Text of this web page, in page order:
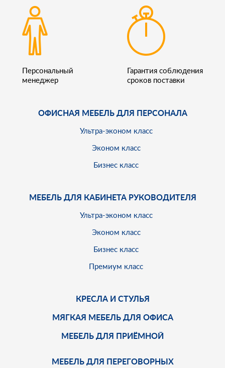
Персональный
менеджер
Гарантия соблюдения
сроков поставки
ОФИСНАЯ МЕБЕЛЬ ДЛЯ ПЕРСОНАЛА
Ультра-эконом класс
Эконом класс
Бизнес класс
МЕБЕЛЬ ДЛЯ КАБИНЕТА РУКОВОДИТЕЛЯ
Ультра-эконом класс
Эконом класс
Бизнес класс
Премиум класс
КРЕСЛА И СТУЛЬЯ
МЯГКАЯ МЕБЕЛЬ ДЛЯ ОФИСА
МЕБЕЛЬ ДЛЯ ПРИЁМНОЙ
МЕБЕЛЬ ДЛЯ ПЕРЕГОВОРНЫХ